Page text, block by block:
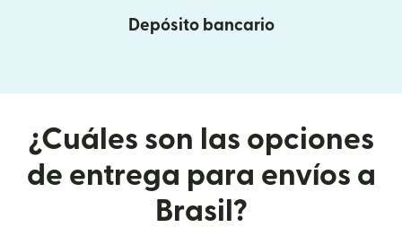
Depósito bancario
¿Cuáles son las opciones
de entrega para envíos a
Brasil?